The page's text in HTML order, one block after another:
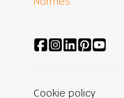
Cookie policy